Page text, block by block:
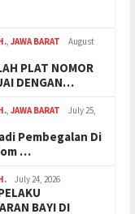
,JAWA BARAT
August
PLAT NOMOR
DENGAN…
,JAWA BARAT
July 25,
Pembegalan Di
…
July 24, 2026
BAYI DI